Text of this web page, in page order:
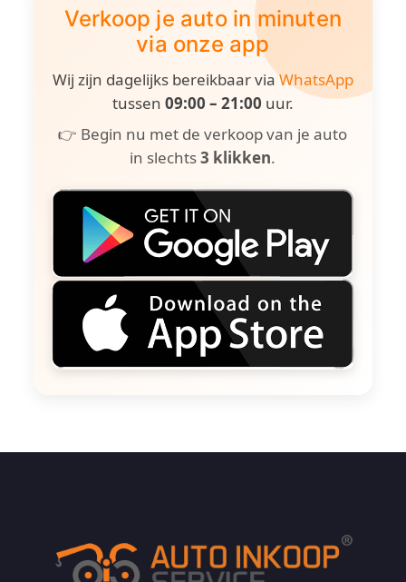
Verkoop je auto in minuten
via onze app
Wij zijn dagelijks bereikbaar viaWhatsApp
tussen 09:00 – 21:00 uur.
👉 Begin nu met de verkoop van je auto
in slechts3 klikken.